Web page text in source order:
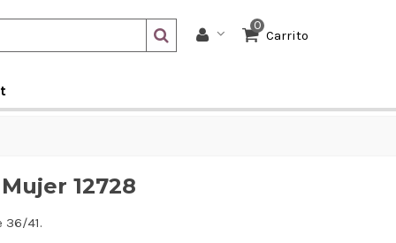
0
Carrito
12728
41.